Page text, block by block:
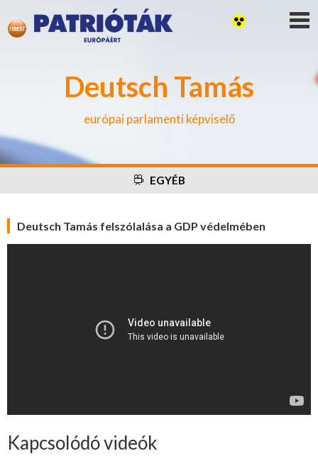
Deutsch Tamás
európai parlamenti képviselő
EGYÉB
Deutsch Tamás felszólalása a GDP védelmében
Kapcsolódó videók